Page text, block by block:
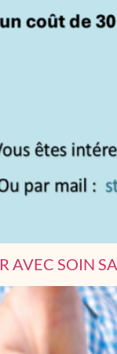
AVEC SOIN